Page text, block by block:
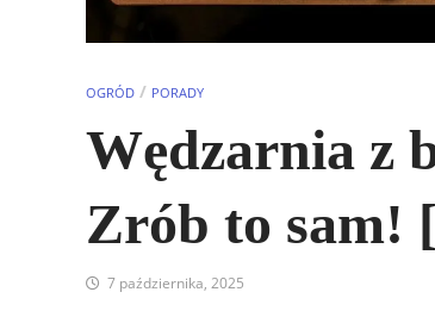
OGRÓD / PORADY
Wędzarnia z
Zrób to sam!
7 października, 2025